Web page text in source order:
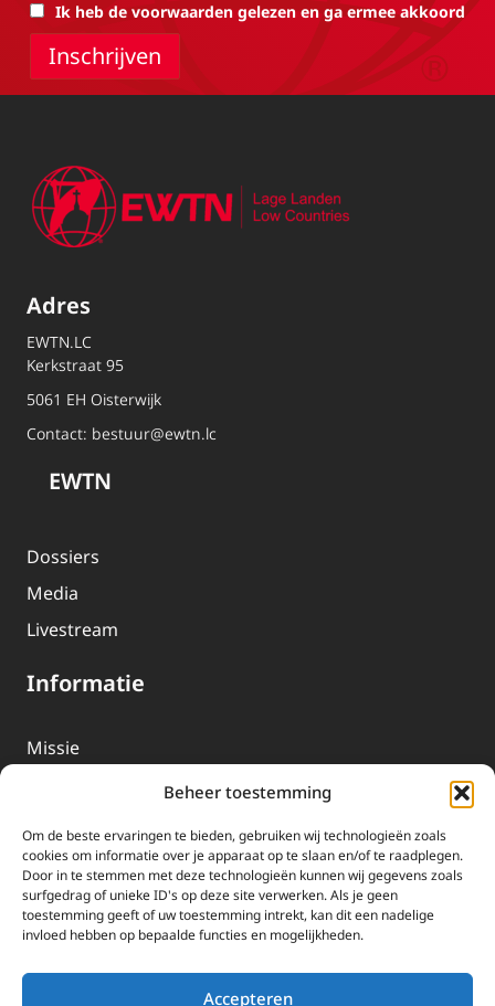
Beheer toestemming
Om de beste ervaringen te bieden, gebruiken wij technologieën zoals
cookies om informatie over je apparaat op te slaan en/of te raadplegen.
Door in te stemmen met deze technologieën kunnen wij gegevens zoals
surfgedrag of unieke ID's op deze site verwerken. Als je geen
toestemming geeft of uw toestemming intrekt, kan dit een nadelige
invloed hebben op bepaalde functies en mogelijkheden.
Accepteren
Ik heb de voorwaarden gelezen en ga ermee akkoord
Adres
EWTN.LC
Kerkstraat 95
5061 EH Oisterwijk
Contact: bestuur@ewtn.lc
EWTN
Dossiers
Media
Livestream
Informatie
Missie
EWTN-Team
Organisatiegegevens
Doneren
EWTN wordt uitsluitend gefinancierd door uw donaties.